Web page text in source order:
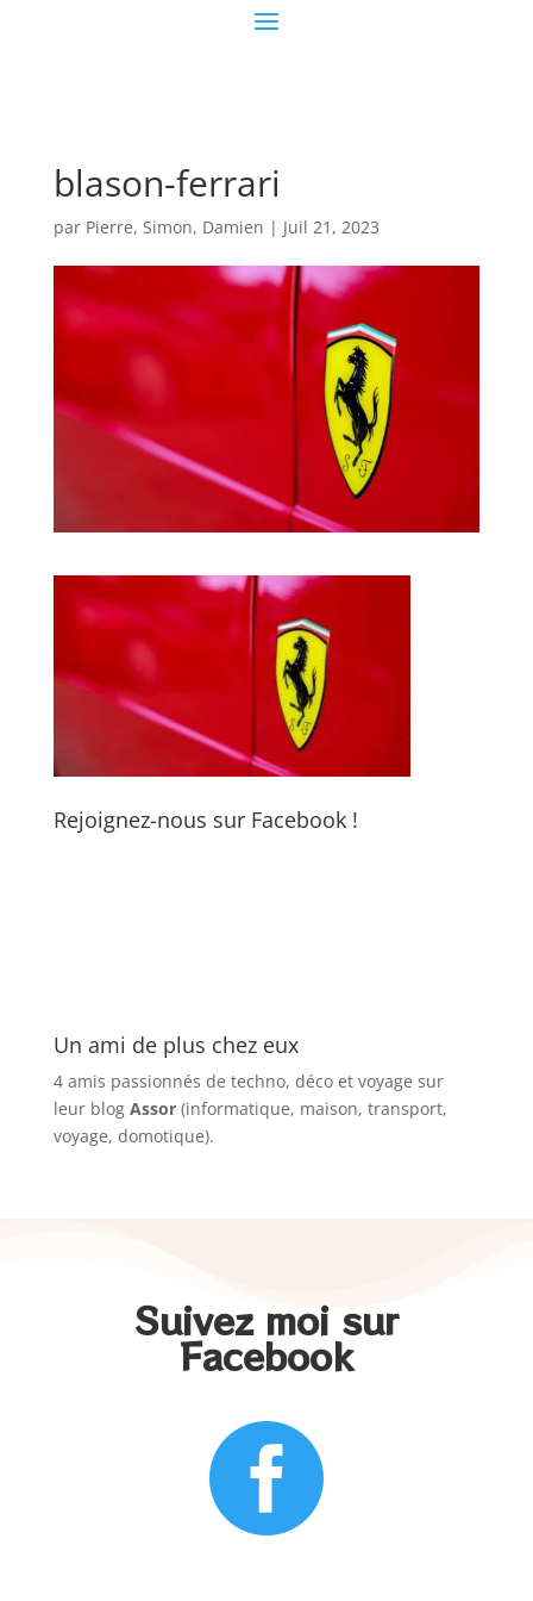
blason-ferrari
par Pierre, Simon, Damien | Juil 21, 2023
Rejoignez-nous sur Facebook !
Un ami de plus chez eux
4 amis passionnés de techno, déco et voyage sur
leur blog Assor(informatique, maison, transport,
voyage, domotique).
Suivez moi sur
Facebook
